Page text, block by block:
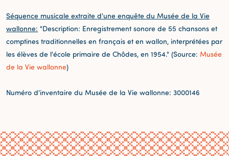
Séquence musicale extraite d'une enquête du Musée de la Vie
wallonne: "Description: Enregistrement sonore de 55 chansons et
comptines traditionnelles en français et en wallon, interprétées par
les élèves de l'école primaire de Chôdes, en 1954." (Source: Musée
de la Vie wallonne)
Numéro d'inventaire du Musée de la Vie wallonne: 3000146